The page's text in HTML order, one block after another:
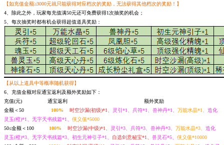
【如充值金额≥3000元就只能获得对应档次的奖励，无法获得其他档次的奖励！】
4、除此之外，玩家每充值满50元还可免费获得1次抽奖的机会；
5、每次抽奖时都有机会获得超值道具奖励：
【从以上道具中等概率随机获得】
6、充值金额对应通宝返利及额外奖励如下：
充值(元) 通宝返利 额外奖励
金额＜50 100% 时空沙漏(初级)*1、 灵引*1、兵符*1、兽神丹*1、 万能水晶*1、 造化
灵玉(橙)*1、无字天书残篇*1、 侠义值*5000
50≤金额＜100 100% 时空沙漏(中级)*1、 灵引*3、兵符*3、兽神丹*3、 万能水晶*3、 造化
灵玉(橙)*3、无字天书残篇*3、初生元神引子*1、 自选剑意秘宝*1、 兽灵石*5、 侠义值*10000